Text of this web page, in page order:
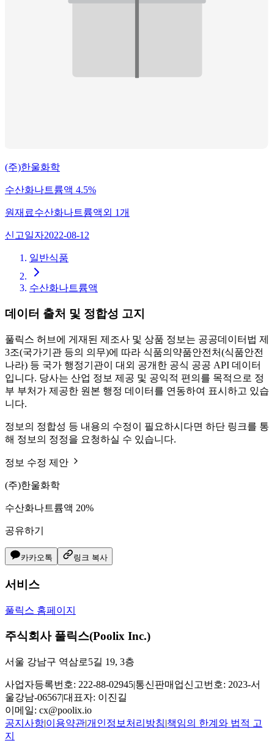
(주)한울화학
수산화나트륨액 4.5%
원재료수산화나트륨액외 1개
신고일자2022-08-12
일반식품
수산화나트륨액
데이터 출처 및 정합성 고지
풀릭스 허브에 게재된 제조사 및 상품 정보는 공공데이터법 제
3조(국가기관 등의 의무)에 따라 식품의약품안전처(식품안전
나라) 등 국가 행정기관이 대외 공개한 공식 공공 API 데이터
입니다. 당사는 산업 정보 제공 및 공익적 편의를 목적으로 정
부 부처가 제공한 원본 행정 데이터를 연동하여 표시하고 있습
니다.
정보의 정합성 등 내용의 수정이 필요하시다면 하단 링크를 통
해 정보의 정정을 요청하실 수 있습니다.
정보 수정 제안
(주)한울화학
수산화나트륨액 20%
공유하기
카카오톡 링크 복사
서비스
풀릭스 홈페이지
주식회사 풀릭스(Poolix Inc.)
서울 강남구 역삼로5길 19, 3층
사업자등록번호: 222-88-02945|통신판매업신고번호: 2023-서
울강남-06567|대표자: 이진길
이메일: cx@poolix.io
공지사항|이용약관|개인정보처리방침|책임의 한계와 법적 고
지